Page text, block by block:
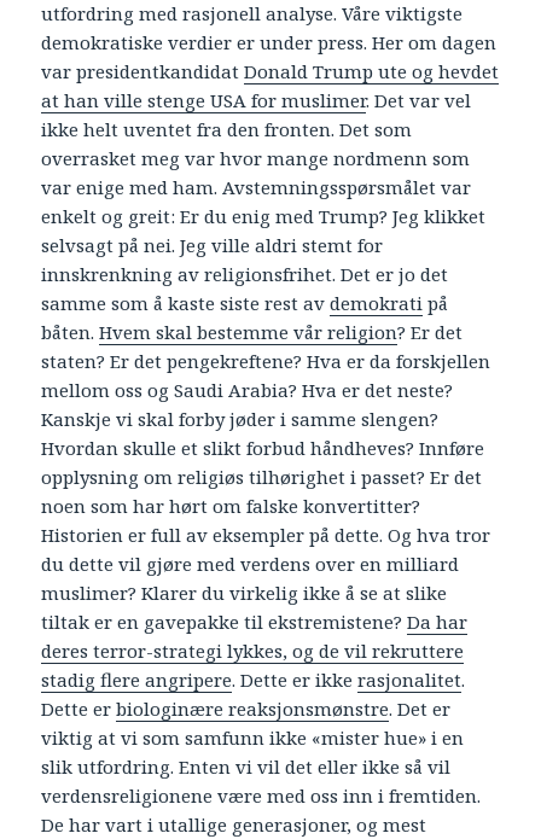
utfordring med rasjonell analyse. Våre viktigste
demokratiske verdier er under press. Her om dagen
var presidentkandidatDonald Trump ute og hevdet
at han ville stenge USA for muslimer. Det var vel
ikke helt uventet fra den fronten. Det som
overrasket meg var hvor mange nordmenn som
var enige med ham. Avstemningsspørsmålet var
enkelt og greit: Er du enig med Trump? Jeg klikket
selvsagt på nei. Jeg ville aldri stemt for
innskrenkning av religionsfrihet. Det er jo det
samme som å kaste siste rest avdemokrati på
båten.Hvem skal bestemme vår religion? Er det
staten? Er det pengekreftene? Hva er da forskjellen
mellom oss og Saudi Arabia? Hva er det neste?
Kanskje vi skal forby jøder i samme slengen?
Hvordan skulle et slikt forbud håndheves? Innføre
opplysning om religiøs tilhørighet i passet? Er det
noen som har hørt om falske konvertitter?
Historien er full av eksempler på dette. Og hva tror
du dette vil gjøre med verdens over en milliard
muslimer? Klarer du virkelig ikke å se at slike
tiltak er en gavepakke til ekstremistene?Da har
deres terror-strategi lykkes, og de vil rekruttere
stadig flere angripere. Dette er ikkerasjonalitet.
Dette erbiologinære reaksjonsmønstre. Det er
viktig at vi som samfunn ikke «mister hue» i en
slik utfordring. Enten vi vil det eller ikke så vil
verdensreligionene være med oss inn i fremtiden.
De har vart i utallige generasjoner, og mest